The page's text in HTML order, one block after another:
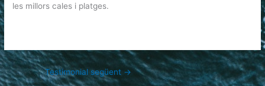
les millors cales i platges.
Testimonial següent →